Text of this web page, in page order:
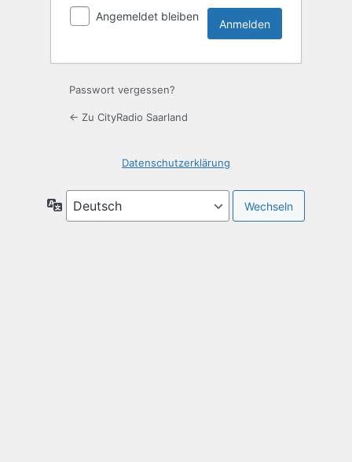
Angemeldet bleiben
Passwort vergessen?
← Zu CityRadio Saarland
Datenschutzerklärung
Sprache